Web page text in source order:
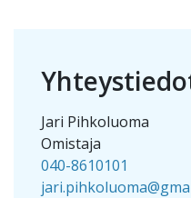
Jari Pihkoluoma
Omistaja
040-8610101